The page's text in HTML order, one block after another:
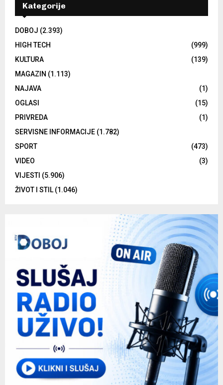
Kategorije
DOBOJ (2.393)
HIGH TECH
(999)
KULTURA
(139)
MAGAZIN (1.113)
NAJAVA
(1)
OGLASI
(15)
PRIVREDA
(1)
SERVISNE INFORMACIJE (1.782)
SPORT
(473)
VIDEO
(3)
VIJESTI (5.906)
ŽIVOT I STIL (1.046)